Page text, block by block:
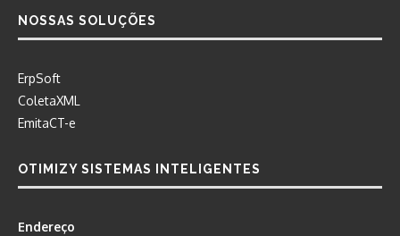
NOSSAS SOLUÇÕES
ErpSoft
ColetaXML
EmitaCT-e
OTIMIZY SISTEMAS INTELIGENTES
Endereço